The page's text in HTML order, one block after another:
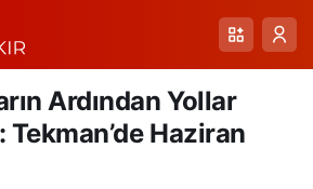
Ardından Yollar
Tekman’de Haziran
Paylaş